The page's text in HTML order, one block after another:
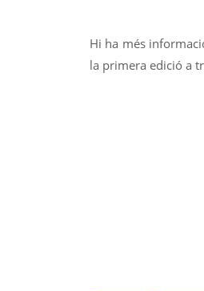
Hi ha més
la primera edició a